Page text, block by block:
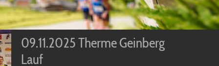
09.11.2025 Therme Geinberg
Lauf